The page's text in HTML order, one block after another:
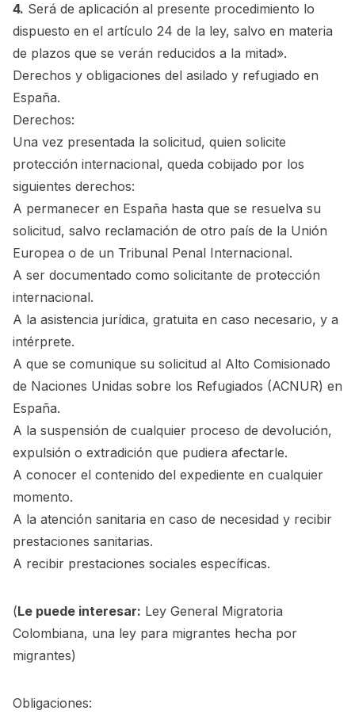
4. Será de aplicación al presente procedimiento lo
dispuesto en el artículo 24 de la ley, salvo en materia
de plazos que se verán reducidos a la mitad».
Derechos y obligaciones del asilado y refugiado en
España.
Derechos:
Una vez presentada la solicitud, quien solicite
protección internacional, queda cobijado por los
siguientes derechos:
A permanecer en España hasta que se resuelva su
solicitud, salvo reclamación de otro país de la Unión
Europea o de un Tribunal Penal Internacional.
A ser documentado como solicitante de protección
internacional.
A la asistencia jurídica, gratuita en caso necesario, y a
intérprete.
A que se comunique su solicitud al Alto Comisionado
de Naciones Unidas sobre los Refugiados (ACNUR) en
España.
A la suspensión de cualquier proceso de devolución,
expulsión o extradición que pudiera afectarle.
A conocer el contenido del expediente en cualquier
momento.
A la atención sanitaria en caso de necesidad y recibir
prestaciones sanitarias.
A recibir prestaciones sociales específicas.
(Le puede interesar: Ley General Migratoria
Colombiana, una ley para migrantes hecha por
migrantes)
Obligaciones: